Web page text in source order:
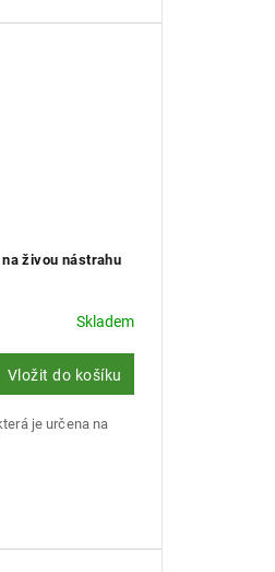
živou nástrahu
Skladem
Vložit do košíku
je určena na